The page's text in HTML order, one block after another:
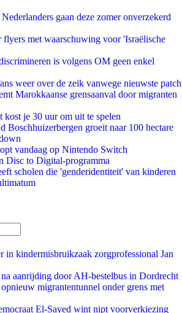
gaan deze zomer onverzekerd
flyers met waarschuwing voor 'Israëlische
is volgens OM geen enkel
weer over de zeik vanwege nieuwste patch
Marokkaanse grensaanval door migranten
kost je 30 uur om uit te spelen
Boschhuizerbergen groeit naar 100 hectare
vandaag op Nintendo Switch
Disc to Digital-programma
scholen die 'genderidentiteit' van kinderen
in kindermisbruikzaak zorgprofessional Jan
aanrijding door AH-bestelbus in Dordrecht
migrantentunnel onder grens met
El-Sayed wint nipt voorverkiezing